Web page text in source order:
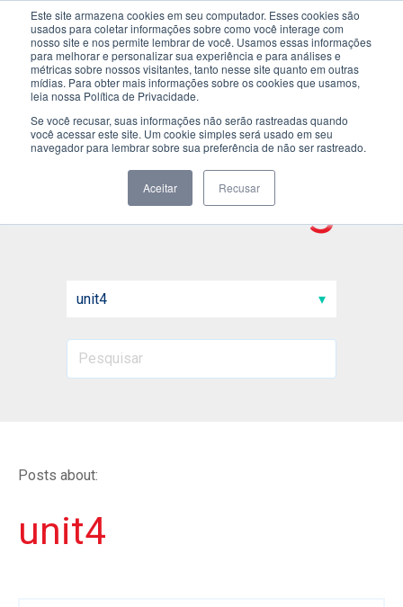
Este site armazena cookies em seu computador. Esses cookies são
usados para coletar informações sobre como você interage com
nosso site e nos permite lembrar de você. Usamos essas informações
para melhorar e personalizar sua experiência e para análises e
métricas sobre nossos visitantes, tanto nesse site quanto em outras
mídias. Para obter mais informações sobre os cookies que usamos,
leia nossa Política de Privacidade.
Se você recusar, suas informações não serão rastreadas quando
você acessar este site. Um cookie simples será usado em seu
navegador para lembrar sobre sua preferência de não ser rastreado.
Aceitar Recusar
Inside blog
Posts about:
unit4